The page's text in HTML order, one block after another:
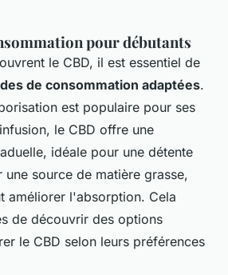
pour débutants
le CBD, il est essentiel de
de consommation adaptées.
est populaire pour ses
le CBD offre une
idéale pour une détente
source de matière grasse,
améliorer l'absorption. Cela
de découvrir des options
le CBD selon leurs préférences